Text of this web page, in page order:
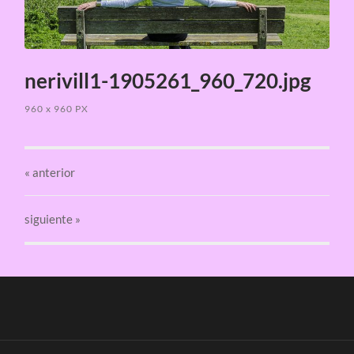
nerivill1-1905261_960_720.jpg
960x 960 PX
«anterior
siguiente »